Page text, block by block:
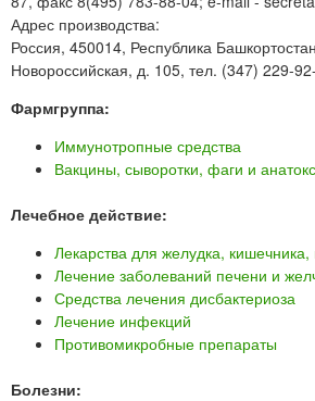
Адрес производства:
Россия, 450014, Республика
Новороссийская, д. 105, тел. (347) 229-
Фармгруппа:
Иммунотропные средства
Вакцины, сыворотки, фаги и
Лечебное действие:
Лекарства для желудка, кишечника,
Лечение заболеваний печени и
Средства лечения дисбактериоза
Лечение инфекций
Противомикробные препараты
Болезни: